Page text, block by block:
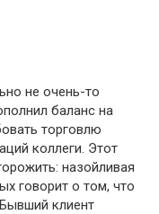
не очень-то
баланс на
торговлю
коллеги. Этот
назойливая
говорит о том, что
клиент